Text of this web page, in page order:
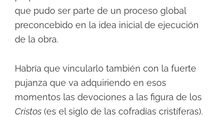
que pudo ser parte de un proceso global
preconcebido en la idea inicial de ejecución
de la obra.
Habría que vincularlo también con la fuerte
pujanza que va adquiriendo en esos
momentos las devociones a las figura de los
Cristos (es el siglo de las cofradías cristíferas).